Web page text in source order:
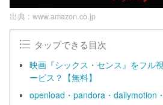
出典 : www.amazon.co.jp
タップできる目次
映画『シックス・センス』をフル
ービス？【無料】
openload・pandora・dailymotion